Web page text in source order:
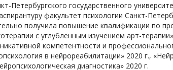
Петербургского государственного
факультет психологии Санкт-
получила повышение квалификации по
с углубленным изучением арт-
компетентности и
в нейрореабилитации» 2020 г.,
диагностика» 2020 г.